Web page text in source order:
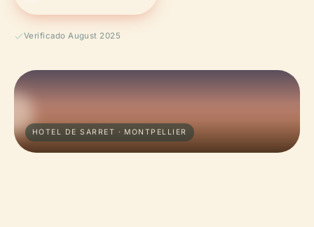
Verificado August 2025
HOTEL DE SARRET · MONTPELLIER